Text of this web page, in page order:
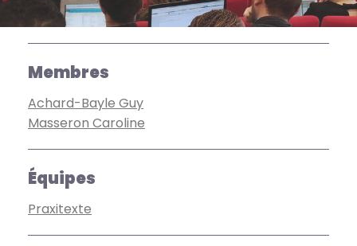
Membres
Achard-Bayle Guy
Masseron Caroline
Équipes
Praxitexte